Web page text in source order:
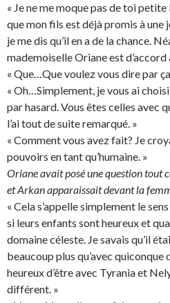
« Je ne me moque pas de toi
que mon fils est déjà promis à
je me dis qu’il en a de la chance.
mademoiselle Oriane est d’accord
« Que…Que voulez vous dire par
« Oh…Simplement, je vous ai choisi
par hasard. Vous êtes celles avec
l’ai tout de suite remarqué. »
« Comment vous avez fait? Je
pouvoirs en tant qu’humaine. »
Oriane avait posé une question tout
et Arkan apparaissait devant la
« Cela s’appelle simplement le
si leurs enfants sont heureux et
domaine céleste. Je savais qu’il
beaucoup plus qu’avec quiconque
heureux d’être avec Tyrania et
différent. »